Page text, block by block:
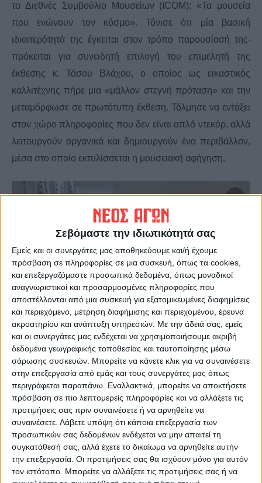
Σεβόμαστε την ιδιωτικότητά σας
Εμείς και οι συνεργάτες μας αποθηκεύουμε και/ή έχουμε
πρόσβαση σε πληροφορίες σε μια συσκευή, όπως τα cookies,
και επεξεργαζόμαστε προσωπικά δεδομένα, όπως μοναδικοί
αναγνωριστικοί και προσαρμοσμένες πληροφορίες που
αποστέλλονται από μια συσκευή για εξατομικευμένες διαφημίσεις
και περιεχόμενο, μέτρηση διαφήμισης και περιεχομένου, έρευνα
ακροατηρίου και ανάπτυξη υπηρεσιών. Με την άδειά σας, εμείς
και οι συνεργάτες μας ενδέχεται να χρησιμοποιήσουμε ακριβή
δεδομένα γεωγραφικής τοποθεσίας και ταυτοποίησης μέσω
σάρωσης συσκευών. Μπορείτε να κάνετε κλικ για να συναινέσετε
στην επεξεργασία από εμάς και τους συνεργάτες μας όπως
περιγράφεται παραπάνω. Εναλλακτικά, μπορείτε να αποκτήσετε
πρόσβαση σε πιο λεπτομερείς πληροφορίες και να αλλάξετε τις
προτιμήσεις σας πριν συναινέσετε ή να αρνηθείτε να
συναινέσετε. Λάβετε υπόψη ότι κάποια επεξεργασία των
προσωπικών σας δεδομένων ενδέχεται να μην απαιτεί τη
συγκατάθεσή σας, αλλά έχετε το δικαίωμα να αρνηθείτε αυτήν
την επεξεργασία. Οι προτιμήσεις σας θα ισχύουν μόνο για αυτόν
τον ιστότοπο. Μπορείτε να αλλάξετε τις προτιμήσεις σας ή να
το Διεθνές Συμβούλιο Μουσείων (ICOM): «Τα μουσεία
που ενώνουν τον κόσμο». Τόνισε ότι μία βασική
ιδιαιτερότητά της έγκειται στον τρόπο παρουσίασή της·
πρόκειται για συνειδητή επιλογή του επιμελητή της
έκθεσης κ. Τάσου Βλάχου, ο οποίος ως εικαστικός
καλλιτέχνης πήρε μια «μάλλον στεγνή πρόταση» και την
μεταμόρφωσε σε πρωτότυπη έκθεση. Τόλμησε να εντάξει
στον χώρο πληροφορίες που δεν είναι απλό ντεκόρ, αλλά
λειτουργούν οργανικά και δημιουργούν ένα περιβάλλον,
μέσα στο οποίο εκτυλίσσεται η μουσειακή αφήγηση.
Παρών και ο βουλευτής Καρδίτσας κ.Αριστοτέλης
Σπάνιας
που στον σύντομο χαιρετισμό του ευχαρίστησε
την ΔΠΚ γι’ αυτήν την έκθεση. Ο Αντιδήμαρχος Παιδείας,
Πολιτισμού & Τουρισμού Καρδίτσας κ. Στέφανος
Θεολόγης υπογράμμισε τον αγώνα της ΔΠΚ να
προσφέρει εκθεσιακό πρόγραμμα, παρά τα προβλήματα,